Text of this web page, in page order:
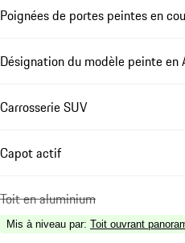
Poignées de portes peintes en
Désignation du modèle peinte en
Carrosserie SUV
Capot actif
Toit en aluminium
Mis à niveau par: Toit ouvrant